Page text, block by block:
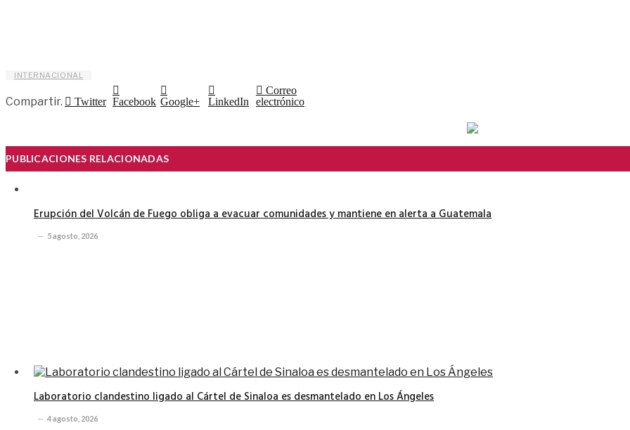
INTERNACIONAL
Compartir. Twitter Facebook Google+ LinkedIn
Correo
electrónico
PUBLICACIONES RELACIONADAS
Erupción del Volcán de Fuego obliga a evacuar comunidades y mantiene en alerta a Guatemala
5 agosto, 2026
Laboratorio clandestino ligado al Cártel de Sinaloa es desmantelado en Los Ángeles
4 agosto, 2026